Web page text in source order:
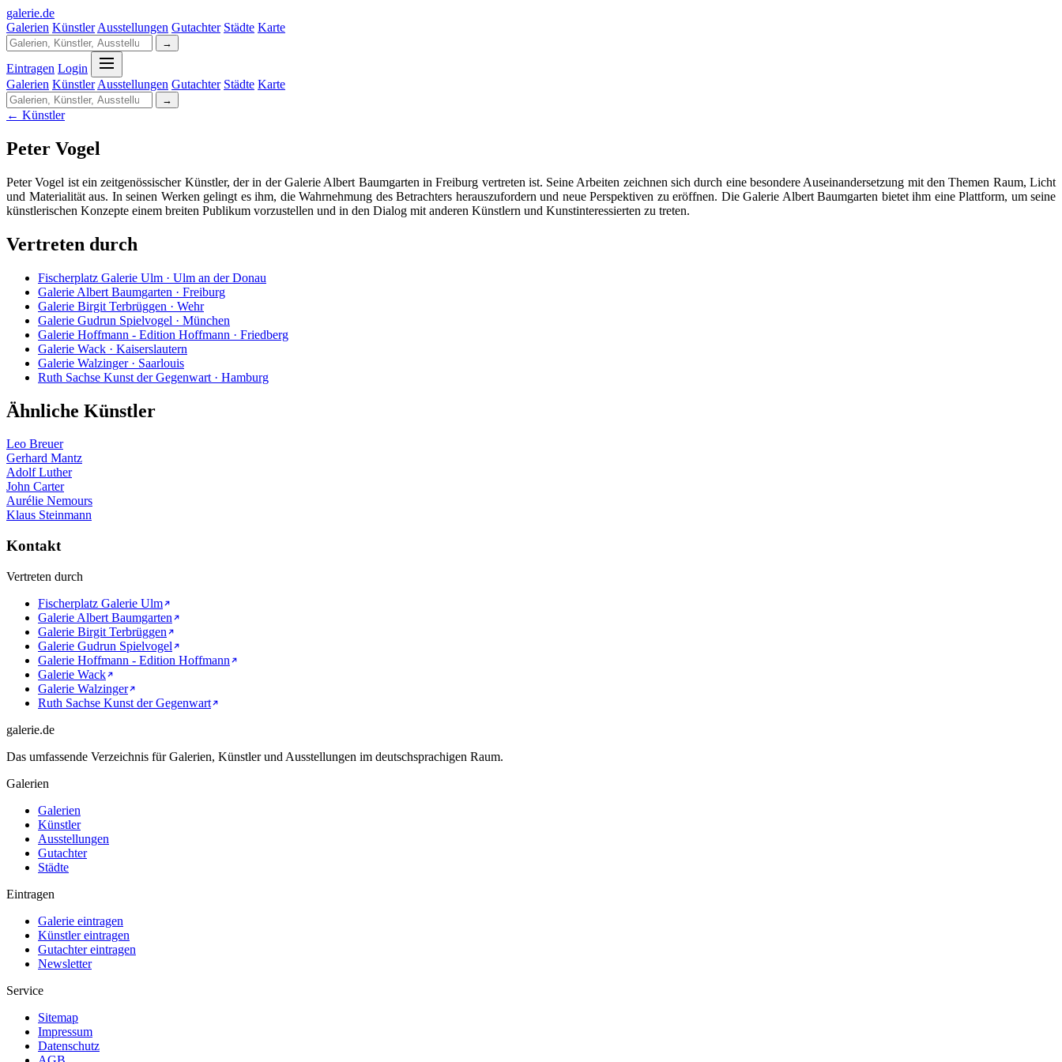
galerie.de
Galerien Künstler Ausstellungen Gutachter Städte Karte
→
Eintragen Login
Galerien Künstler Ausstellungen Gutachter Städte Karte
→
← Künstler
Peter Vogel
Peter Vogel ist ein zeitgenössischer Künstler, der in der Galerie Albert Baumgarten in Freiburg vertreten ist. Seine Arbeiten zeichnen sich durch eine besondere Auseinandersetzung mit den Themen Raum, Licht
und Materialität aus. In seinen Werken gelingt es ihm, die Wahrnehmung des Betrachters herauszufordern und neue Perspektiven zu eröffnen. Die Galerie Albert Baumgarten bietet ihm eine Plattform, um seine
künstlerischen Konzepte einem breiten Publikum vorzustellen und in den Dialog mit anderen Künstlern und Kunstinteressierten zu treten.
Vertreten durch
Fischerplatz Galerie Ulm · Ulm an der Donau
Galerie Albert Baumgarten · Freiburg
Galerie Birgit Terbrüggen · Wehr
Galerie Gudrun Spielvogel · München
Galerie Hoffmann - Edition Hoffmann · Friedberg
Galerie Wack · Kaiserslautern
Galerie Walzinger · Saarlouis
Ruth Sachse Kunst der Gegenwart · Hamburg
Ähnliche Künstler
Leo Breuer
Gerhard Mantz
Adolf Luther
John Carter
Aurélie Nemours
Klaus Steinmann
Kontakt
Vertreten durch
Fischerplatz Galerie Ulm
Galerie Albert Baumgarten
Galerie Birgit Terbrüggen
Galerie Gudrun Spielvogel
Galerie Hoffmann - Edition Hoffmann
Galerie Wack
Galerie Walzinger
Ruth Sachse Kunst der Gegenwart
galerie.de
Das umfassende Verzeichnis für Galerien, Künstler und Ausstellungen im deutschsprachigen Raum.
Galerien
Galerien
Künstler
Ausstellungen
Gutachter
Städte
Eintragen
Galerie eintragen
Künstler eintragen
Gutachter eintragen
Newsletter
Service
Sitemap
Impressum
Datenschutz